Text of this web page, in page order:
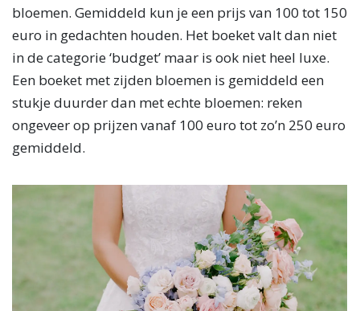
bloemen. Gemiddeld kun je een prijs van 100 tot 150
euro in gedachten houden. Het boeket valt dan niet
in de categorie ‘budget’ maar is ook niet heel luxe.
Een boeket met zijden bloemen is gemiddeld een
stukje duurder dan met echte bloemen: reken
ongeveer op prijzen vanaf 100 euro tot zo’n 250 euro
gemiddeld.